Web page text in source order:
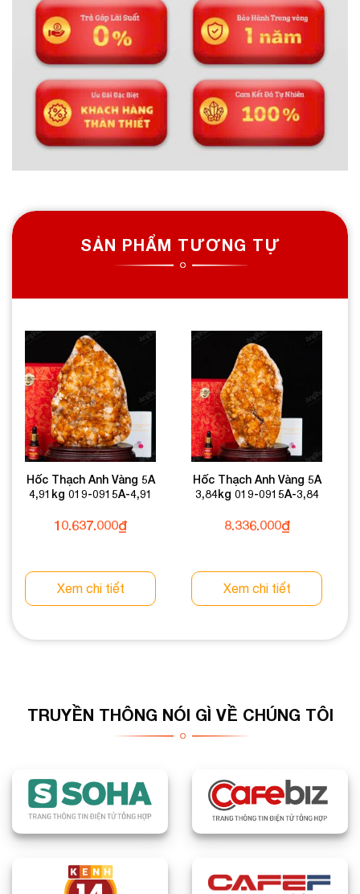
SẢN PHẨM TƯƠNG TỰ
Hốc Thạch Anh Vàng 5A
4,91kg 019-0915A-4,91
10.637.000₫
Xem chi tiết
Hốc Thạch Anh Vàng 5A
3,84kg 019-0915A-3,84
8.336.000₫
Xem chi tiết
TRUYỀN THÔNG NÓI GÌ VỀ CHÚNG TÔI